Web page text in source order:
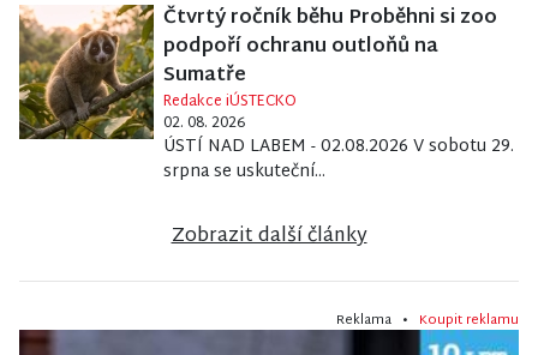
Čtvrtý ročník běhu Proběhni si zoo
podpoří ochranu outloňů na
Sumatře
Redakce iÚSTECKO
02. 08. 2026
ÚSTÍ NAD LABEM - 02.08.2026 V sobotu 29.
srpna se uskuteční...
Zobrazit další články
Reklama • Koupit reklamu